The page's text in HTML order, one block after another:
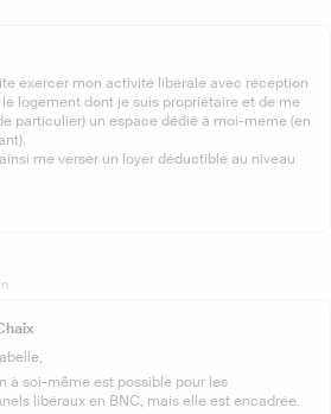
exercer mon activité libérale avec réception
logement dont je suis propriétaire et de me
particulier) un espace dédié à moi-meme (en
me verser un loyer déductible au niveau
à soi-même est possible pour les
libéraux en BNC, mais elle est encadrée.